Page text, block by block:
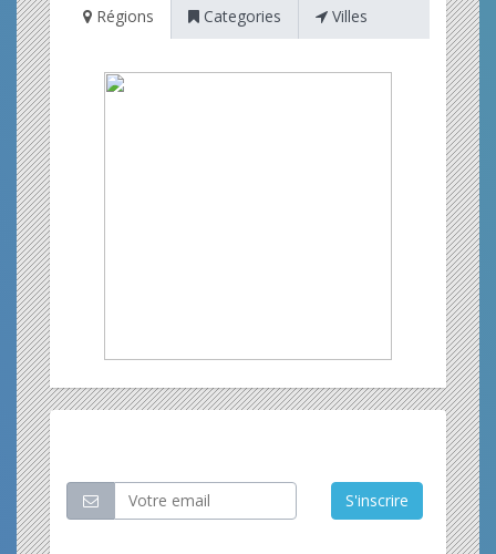
Régions Categories Villes
S'inscrire